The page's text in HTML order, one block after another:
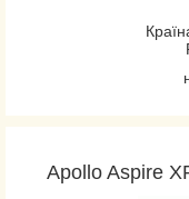
Apollo Aspire